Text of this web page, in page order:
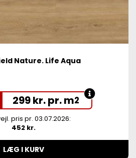
Nature. Life Aqua
299 kr. pr. m2
pris pr. 03.07.2026:
452 kr.
LÆG I KURV